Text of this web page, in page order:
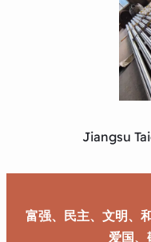
Jiangsu
富强、民主、文明、
爱国、